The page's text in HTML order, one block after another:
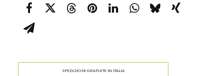
SPEDIZIONI GRATUITE IN ITALIA